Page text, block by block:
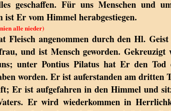
geschaffen. Für uns Menschen und
ist Er vom Himmel herabgestiegen.
alle nieder)
Fleisch angenommen durch den Hl.
und ist Mensch geworden. Gekreuzigt
unter Pontius Pilatus hat Er den
worden. Er ist auferstanden am dritten
Er ist aufgefahren in den Himmel und
Er wird wiederkommen in